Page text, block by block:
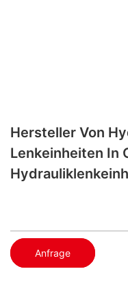
Hersteller Von
Lenkeinheiten In
Anfrage